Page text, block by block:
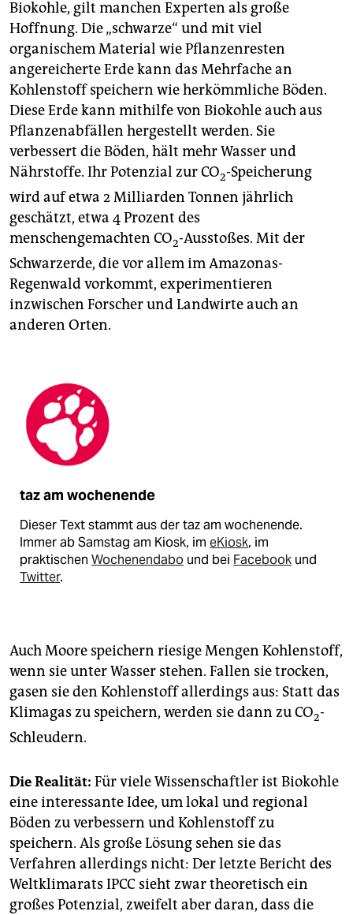
Biokohle, gilt manchen Experten als große
Hoffnung. Die „schwarze“ und mit viel
organischem Material wie Pflanzenresten
angereicherte Erde kann das Mehrfache an
Kohlenstoff speichern wie herkömmliche Böden.
Diese Erde kann mithilfe von Biokohle auch aus
Pflanzenabfällen hergestellt werden. Sie
verbessert die Böden, hält mehr Wasser und
Nährstoffe. Ihr Potenzial zur CO2-Speicherung
wird auf etwa 2 Milliarden Tonnen jährlich
geschätzt, etwa 4 Prozent des
menschengemachten CO2-Ausstoßes. Mit der
Schwarzerde, die vor allem im Amazonas-
Regenwald vorkommt, experimentieren
inzwischen Forscher und Landwirte auch an
anderen Orten.
taz am wochenende
Dieser Text stammt aus der taz am wochenende.
Immer ab Samstag am Kiosk, im eKiosk, im
praktischen Wochenendabo und bei Facebook und
Twitter.
Auch Moore speichern riesige Mengen Kohlenstoff,
wenn sie unter Wasser stehen. Fallen sie trocken,
gasen sie den Kohlenstoff allerdings aus: Statt das
Klimagas zu speichern, werden sie dann zu CO2-
Schleudern.
Die Realität: Für viele Wissenschaftler ist Biokohle
eine interessante Idee, um lokal und regional
Böden zu verbessern und Kohlenstoff zu
speichern. Als große Lösung sehen sie das
Verfahren allerdings nicht: Der letzte Bericht des
Weltklimarats IPCC sieht zwar theo­re­tisch ein
großes Potenzial, zweifelt aber daran, dass die